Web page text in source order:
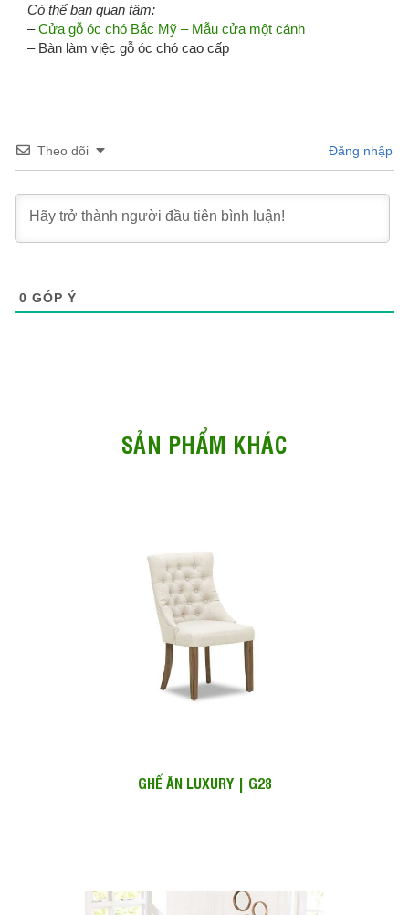
Có thể bạn quan tâm:
–Cửa gỗ óc chó Bắc Mỹ – Mẫu cửa một cánh
– Bàn làm việc gỗ óc chó cao cấp
Theo dõi Đăng nhập
0 GÓP Ý
SẢN PHẨM KHÁC
GHẾ ĂN LUXURY | G28